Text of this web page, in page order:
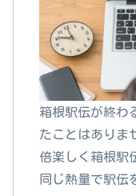
箱根駅伝が終わ
たことはありま
倍楽しく箱根駅
同じ熱量で駅伝